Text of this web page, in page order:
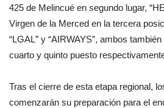
425 de Melincué en segundo lugar,
Virgen de la Merced en la tercera
“LGAL” y “AIRWAYS”, ambos
cuarto y quinto puesto
Tras el cierre de esta etapa regional,
comenzarán su preparación para el